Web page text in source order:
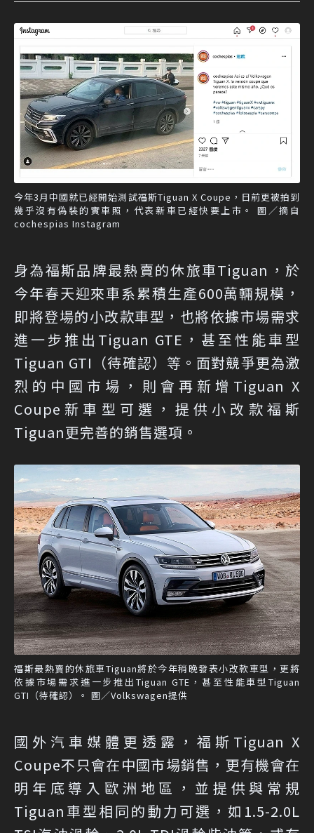
今年3月中國就已經開始測試福斯Tiguan X Coupe，日前更被拍到
幾乎沒有偽裝的實車照，代表新車已經快要上市。 圖／摘自
cochespias Instagram
身為福斯品牌最熱賣的休旅車Tiguan，於
今年春天迎來車系累積生產600萬輛規模，
即將登場的小改款車型，也將依據市場需求
進一步推出Tiguan GTE，甚至性能車型
Tiguan GTI（待確認）等。面對競爭更為激
烈的中國市場，則會再新增Tiguan X
Coupe新車型可選，提供小改款福斯
Tiguan更完善的銷售選項。
福斯最熱賣的休旅車Tiguan將於今年稍晚發表小改款車型，更將
依據市場需求進一步推出Tiguan GTE，甚至性能車型Tiguan
GTI（待確認）。 圖／Volkswagen提供
國外汽車媒體更透露，福斯Tiguan X
Coupe不只會在中國市場銷售，更有機會在
明年底導入歐洲地區，並提供與常規
Tiguan車型相同的動力可選，如1.5-2.0L